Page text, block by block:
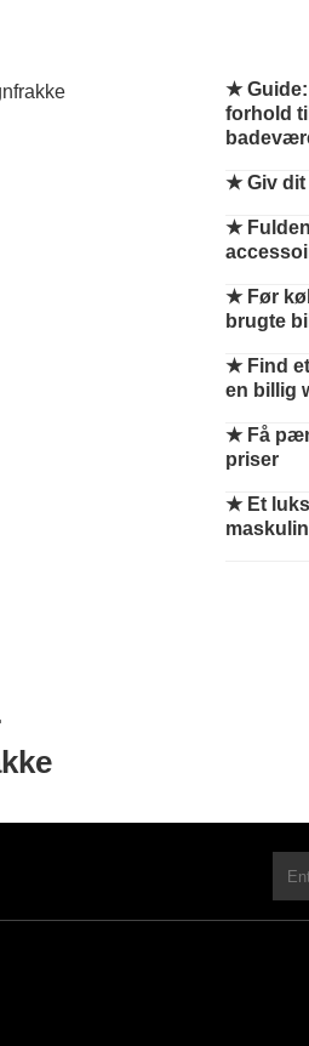
★
forhold
★Giv
★
★ Før
brugte bil
★ Find
en billig
★ Få
priser
★ Et